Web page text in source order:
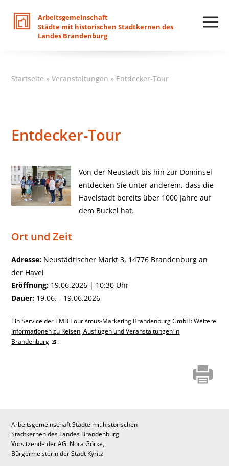
Arbeitsgemeinschaft
Städte mit historischen Stadtkernen des
Landes Brandenburg
Startseite »Veranstaltungen » Entdecker-Tour
Entdecker-Tour
Von der Neustadt bis hin zur Dominsel
entdecken Sie unter anderem, dass die
Havelstadt bereits über 1000 Jahre auf
dem Buckel hat.
Ort und Zeit
Adresse: Neustädtischer Markt 3, 14776 Brandenburg an
der Havel
Eröffnung: 19.06.2026 | 10:30 Uhr
Dauer: 19.06. - 19.06.2026
Ein Service der TMB Tourismus-Marketing Brandenburg GmbH: Weitere
Informationen zu Reisen, Ausflügen und Veranstaltungen in
Brandenburg
.
Arbeitsgemeinschaft Städte mit historischen
Stadtkernen des Landes Brandenburg
Vorsitzende der AG: Nora Görke,
Bürgermeisterin der Stadt Kyritz